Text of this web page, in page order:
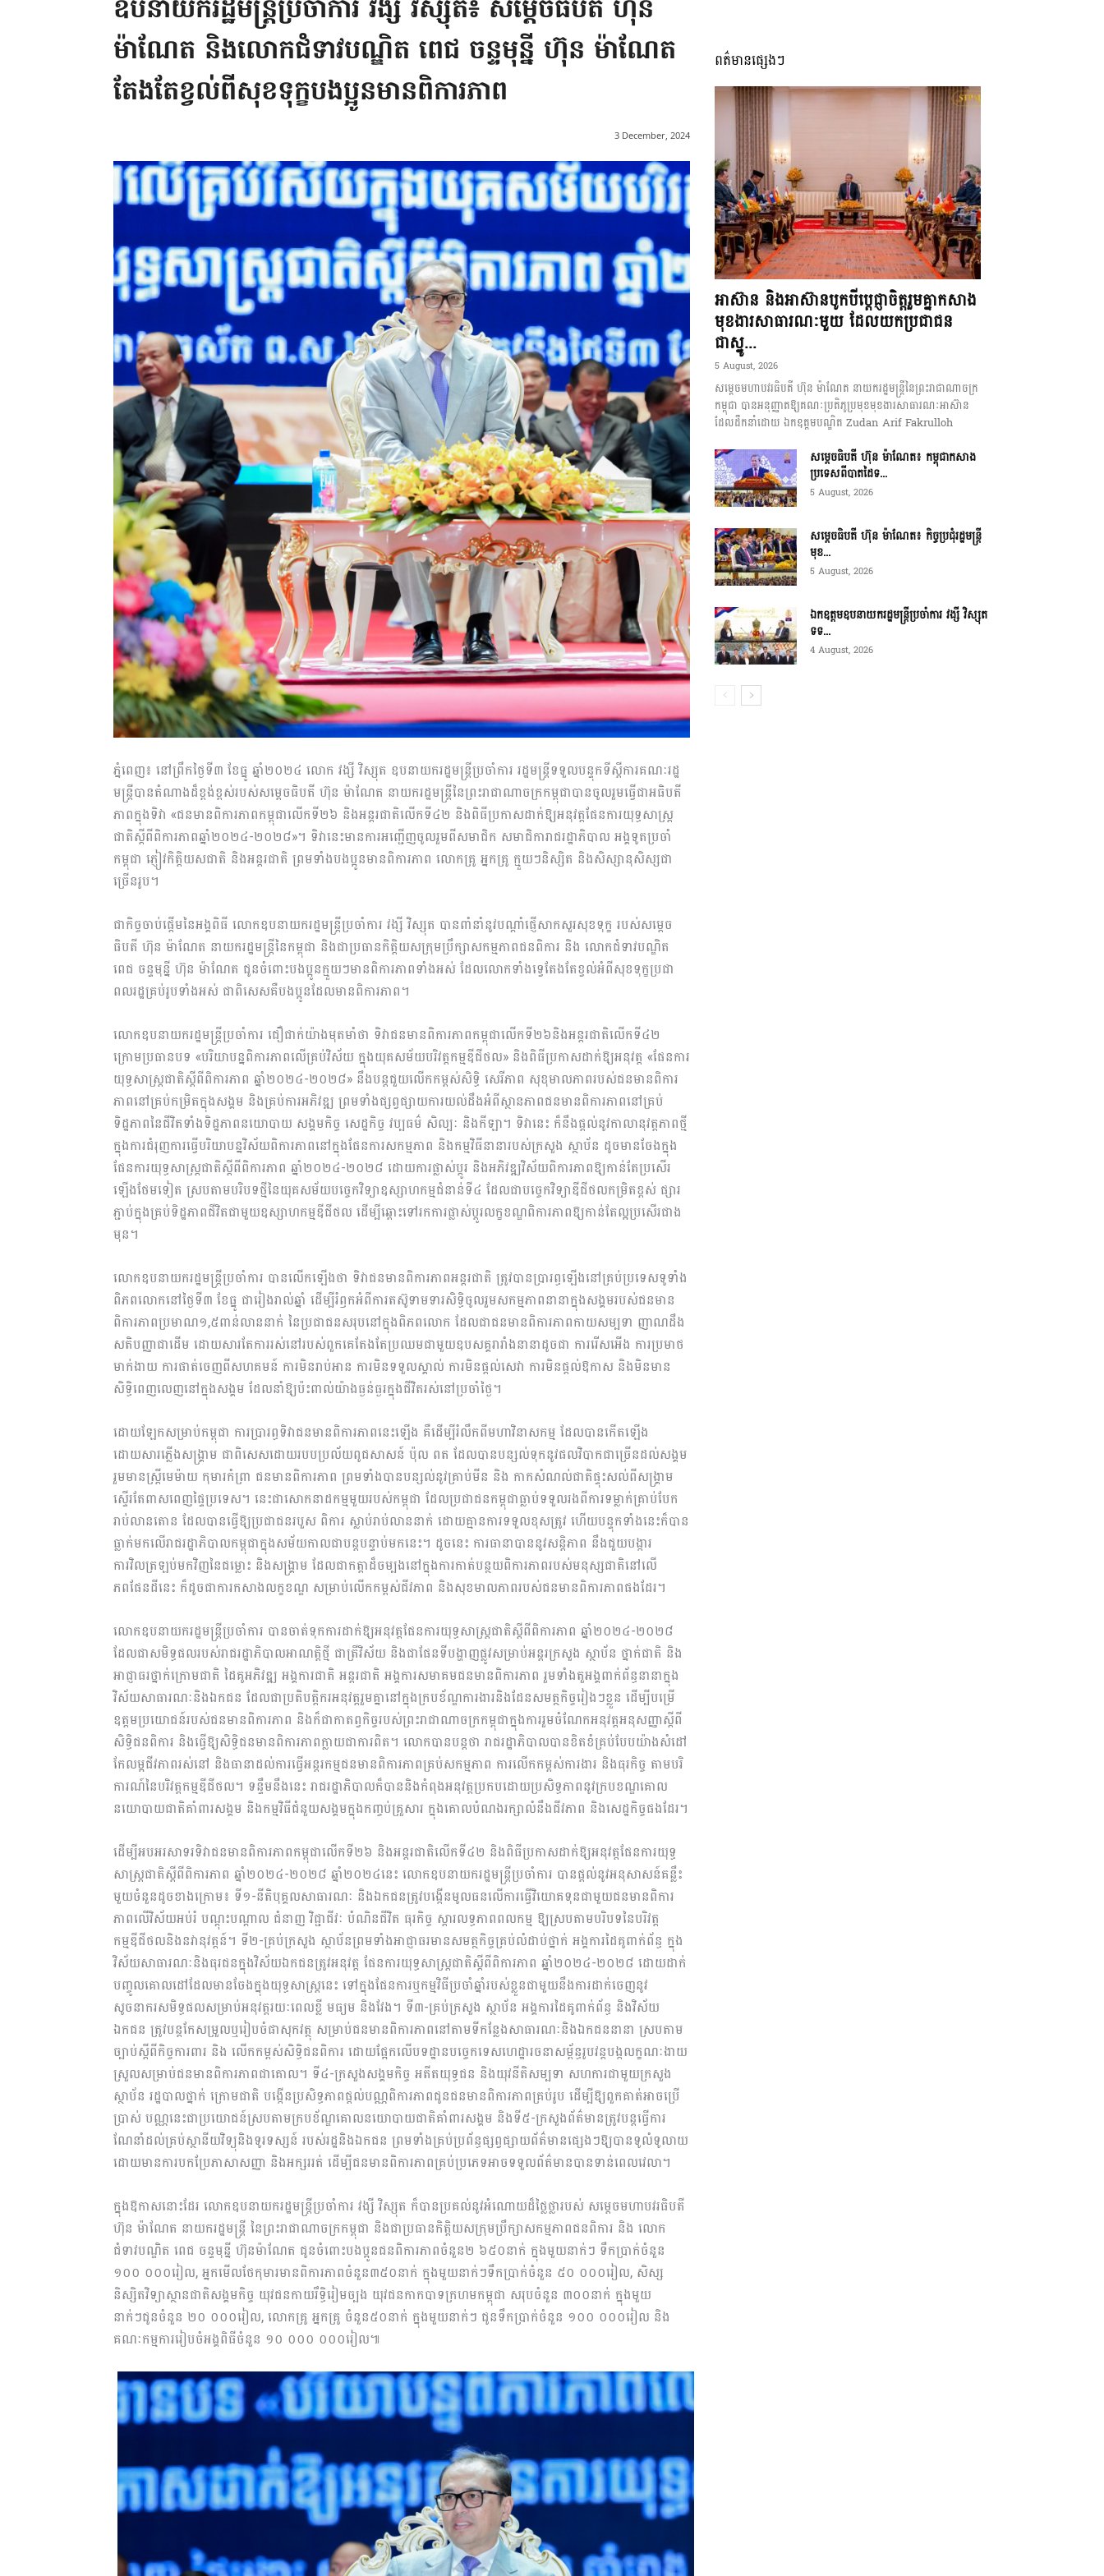
អង្គ
ភាព​
ព័ត៌មាន​
និង
ប្រតិកម្ម
រហ័ស
ឧបនាយករដ្ឋមន្ត្រីប្រចាំការ វង្សី វិស្សុត៖ សម្តេចធិបតី ហ៊ុន
ម៉ាណែត និងលោកជំទាវបណ្ឌិត ពេជ ចន្ទមុន្នី ហ៊ុន ម៉ាណែត
តែងតែខ្វល់ពីសុខទុក្ខបងប្អូនមានពិការភាព
3 December, 2024
ភ្នំពេញ៖ នៅព្រឹកថ្ងៃទី៣ ខែធ្នូ ឆ្នាំ២០២៤ លោក វង្សី វិស្សុត ឧបនាយករដ្ឋមន្ត្រីប្រចាំការ រដ្ឋមន្ត្រីទទួលបន្ទុកទីស្តីការគណៈរដ្ឋ
មន្ត្រីបានតំណាងដ៏ខ្ពង់ខ្ពស់របស់សម្តេចធិបតី ហ៊ុន ម៉ាណែត នាយករដ្ឋមន្ត្រីនៃព្រះរាជាណាចក្រកម្ពុជាបានចូលរួមធ្វើជាអធិបតី
ភាពក្នុងទិវា «ជនមានពិការភាពកម្ពុជាលើកទី២៦ និងអន្តរជាតិលើកទី៤២ និងពិធីប្រកាសដាក់ឱ្យអនុវត្តផែនការយុទ្ធសាស្ត្រ
ជាតិស្តីពីពិការភាពឆ្នាំ២០២៤-២០២៨»។ ទិវានេះមានការអញ្ជើញចូលរួមពីសមាជិក សមាជិការាជរដ្ឋាភិបាល អង្គទូតប្រចាំ
កម្ពុជា ភ្ញៀវកិត្តិយសជាតិ និងអន្តរជាតិ ព្រមទាំងបងប្អូនមានពិការភាព លោកគ្រូ អ្នកគ្រូ ក្មួយៗនិស្សិត និងសិស្សានុសិស្សជា
ច្រើនរូប។
ជាកិច្ចចាប់ផ្តើមនៃអង្គពិធី លោកឧបនាយករដ្ឋមន្ត្រីប្រចាំការ វង្សី វិស្សុត បានពាំនាំនូវបណ្តាំផ្ញើសាកសួរសុខទុក្ខ របស់សម្តេច
ធិបតី ហ៊ុន ម៉ាណែត នាយករដ្ឋមន្ត្រីនៃកម្ពុជា និងជាប្រធានកិត្តិយសក្រុមប្រឹក្សាសកម្មភាពជនពិការ និង លោកជំទាវបណ្ឌិត
ពេជ​ ចន្ទមុន្នី ហ៊ុន ម៉ាណែត ជូនចំពោះបងប្អូនក្មួយៗមានពិការភាពទាំងអស់ ដែលលោកទាំងទ្វេតែងតែខ្វល់អំពីសុខទុក្ខប្រជា
ពលរដ្ឋគ្រប់រូបទាំងអស់ ជាពិសេសគឺបងប្អូនដែលមានពិការភាព។
លោកឧបនាយករដ្ឋមន្ត្រីប្រចាំការ ជឿជាក់យ៉ាងមុតមាំថា ទិវាជនមានពិការភាពកម្ពុជាលើកទី២៦និងអន្តរជាតិលើកទី៤២
ក្រោមប្រធានបទ «បរិយាបន្នពិការភាពលើគ្រប់វិស័យ ក្នុងយុគសម័យបរិវត្តកម្មឌីជីថល» និងពិធីប្រកាសដាក់ឱ្យអនុវត្ត «ផែនការ
យុទ្ធសាស្ត្រជាតិស្តីពីពិការភាព ឆ្នាំ២០២៤-២០២៨» នឹងបន្តជួយលើកកម្ពស់សិទ្ធិ សេរីភាព សុខុមាលភាពរបស់ជនមានពិការ
ភាពនៅគ្រប់កម្រិតក្នុងសង្គម និងគ្រប់ការអភិវឌ្ឍ ព្រមទាំងផ្សព្វផ្សាយការយល់ដឹងអំពីស្ថានភាពជនមានពិការភាពនៅគ្រប់
ទិដ្ឋភាពនៃជីវិតទាំងទិដ្ឋភាពនយោបាយ សង្គមកិច្ច សេដ្ឋកិច្ច វប្បធម៌ សិល្បៈ និងកីឡា។ ទិវានេះ ក៏នឹងផ្តល់នូវកាលានុវត្តភាពថ្មី
ក្នុងការជំរុញការធ្វើបរិយាបន្នវិស័យពិការភាពនៅក្នុងផែនការសកម្មភាព និងកម្មវិធីនានារបស់ក្រសួង ស្ថាប័ន ដូចមានចែងក្នុង
ផែនការយុទ្ធសាស្ត្រជាតិស្តីពីពិការភាព ឆ្នាំ២០២៤-២០២៨ ដោយការផ្លាស់ប្តូរ និងអភិវឌ្ឍវិស័យពិការភាពឱ្យកាន់តែប្រសើរ
ឡើងថែមទៀត ស្របតាមបរិបទថ្មីនៃយុគសម័យបច្ចេកវិទ្យាឧស្សាហកម្មជំនាន់ទី៤ ដែលជាបច្ចេកវិទ្យាឌីជីថលកម្រិតខ្ពស់ ផ្សារ
ភ្ជាប់ក្នុងគ្រប់ទិដ្ឋភាពជីវិតជាមួយឧស្សាហកម្មឌីជីថល ដើម្បីឆ្ពោះទៅរកការផ្លាស់ប្តូរលក្ខខណ្ឌពិការភាពឱ្យកាន់តែល្អប្រសើរជាង
មុន។
លោកឧបនាយករដ្ឋមន្ត្រីប្រចាំការ បានលើកឡើងថា ទិវាជនមានពិការភាពអន្តរជាតិ ត្រូវបានប្រារព្ធឡើងនៅគ្រប់ប្រទេសទូទាំង
ពិភពលោកនៅថ្ងៃទី៣ ខែធ្នូ ជារៀងរាល់ឆ្នាំ ដើម្បីរំឭកអំពីការតស៊ូទាមទារសិទ្ធិចូលរួមសកម្មភាពនានាក្នុងសង្គមរបស់ជនមាន
ពិការភាពប្រមាណ១,៥ពាន់លាននាក់ នៃប្រជាជនសរុបនៅក្នុងពិភពលោក ដែលជាជនមានពិការភាពកាយសម្បទា ញាណដឹង
សតិបញ្ញាជាដើម ដោយសារតែការរស់នៅរបស់ពួកគេតែងតែប្រឈមជាមួយឧបសគ្គរារាំងនានាដូចជា ការរើសអើង ការប្រមាថ
មាក់ងាយ ការផាត់ចេញពីសហគមន៍ ការមិនរាប់អាន ការមិនទទួលស្គាល់ ការមិនផ្តល់សេវា ការមិនផ្តល់ឱកាស និងមិនមាន
សិទ្ធិពេញលេញនៅក្នុងសង្គម ដែលនាំឱ្យប៉ះពាល់យ៉ាងធ្ងន់ធ្ងរក្នុងជីវិតរស់នៅប្រចាំថ្ងៃ។
ដោយឡែកសម្រាប់កម្ពុជា ការប្រារព្ធទិវាជនមានពិការភាពនេះឡើង គឺដើម្បីរំលឹកពីមហាវិនាសកម្ម ដែលបានកើតឡើង
ដោយសារភ្លើងសង្គ្រាម ជាពិសេសដោយរបបប្រល័យពូជសាសន៍ ប៉ុល ពត ដែលបានបន្សល់ទុកនូវផលវិបាកជាច្រើនដល់សង្គម
រួមមានស្រ្តីមេម៉ាយ កុមារកំព្រា ជនមានពិការភាព ព្រមទាំងបានបន្សល់នូវគ្រាប់មីន និង កាកសំណល់ជាតិផ្ទុះសល់ពីសង្គ្រាម
ស្ទើរតែពាសពេញផ្ទៃប្រទេស។ នេះជាសោកនាដកម្មមួយរបស់កម្ពុជា ដែលប្រជាជនកម្ពុជាធ្លាប់ទទួលរងពីការទម្លាក់គ្រាប់បែក
រាប់លានតោន ដែលបានធ្វើឱ្យប្រជាជនរបួស ពិការ ស្លាប់រាប់លាននាក់ ដោយគ្មានការទទួលខុសត្រូវ ហើយបន្ទុកទាំងនេះក៏បាន
ធ្លាក់មកលើរាជរដ្ឋាភិបាលកម្ពុជាក្នុងសម័យកាលជាបន្តបន្ទាប់មកនេះ។ ដូចនេះ ការធានាបាននូវសន្តិភាព នឹងជួយបង្ការ
ការវិលត្រឡប់មកវិញនៃជម្លោះ និងសង្គ្រាម ដែលជាកត្តាដ៏ចម្បងនៅក្នុងការកាត់បន្ថយពិការភាពរបស់មនុស្សជាតិនៅលើ
ភពផែនដីនេះ ក៏ដូចជាការកសាងលក្ខខណ្ឌ សម្រាប់លើកកម្ពស់ជីវភាព និងសុខមាលភាពរបស់ជនមានពិការភាពផងដែរ។
លោកឧបនាយករដ្ឋមន្ត្រីប្រចាំការ បានចាត់ទុកការដាក់ឱ្យអនុវត្តផែនការយុទ្ធសាស្ត្រជាតិស្តីពីពិការភាព ឆ្នាំ២០២៤-២០២៨
ដែលជាសមិទ្ធផលរបស់រាជរដ្ឋាភិបាលអាណត្តិថ្មី ជាត្រីវិស័យ និងជាផែនទីបង្ហាញផ្លូវសម្រាប់អន្តរក្រសួង ស្ថាប័ន ថ្នាក់ជាតិ និង
អាជ្ញាធរថ្នាក់ក្រោមជាតិ ដៃគូអភិវឌ្ឍ អង្គការជាតិ អន្តរជាតិ អង្គការសមាគមជនមានពិការភាព រួមទាំងតួអង្គពាក់ព័ន្ធនានាក្នុង
វិស័យសាធារណៈនិងឯកជន ដែលជាប្រតិបត្តិករអនុវត្តរួមគ្នានៅក្នុងក្របខ័ណ្ឌការងារនិងដែនសមត្ថកិច្ចរៀងៗខ្លួន ដើម្បីបម្រើ
ឧត្តមប្រយោជន៍របស់ជនមានពិការភាព និងក៏ជាកាតព្វកិច្ចរបស់ព្រះរាជាណាចក្រកម្ពុជាក្នុងការរួមចំណែកអនុវត្តអនុសញ្ញាស្តីពី
សិទ្ធិជនពិការ និងធ្វើឱ្យសិទ្ធិជនមានពិការភាពក្លាយជាការពិត។ លោកបានបន្តថា រាជរដ្ឋាភិបាលបានខិតខំគ្រប់បែបយ៉ាងសំដៅ
កែលម្អជីវភាពរស់នៅ និងធានាដល់ការធ្វើអន្តរកម្មជនមានពិការភាពគ្រប់សកម្មភាព ការលើកកម្ពស់ការងារ និងធុរកិច្ច តាមបរិ
ការណ៍នៃបរិវត្តកម្មឌីជីថល។ ទន្ទឹមនឹងនេះ រាជរដ្ឋាភិបាលក៏បាននិងកំពុងអនុវត្តប្រកបដោយប្រសិទ្ធភាពនូវក្របខណ្ឌគោល
នយោបាយជាតិគាំពារសង្គម និងកម្មវិធីជំនួយសង្គមក្នុងកញ្ចប់គ្រួសារ ក្នុងគោលបំណងរក្សាលំនឹងជីវភាព និងសេដ្ឋកិច្ចផងដែរ។
ដើម្បីអបអរសាទរទិវាជនមានពិការភាពកម្ពុជាលើកទី២៦ និងអន្តរជាតិលើកទី៤២ និងពិធីប្រកាសដាក់ឱ្យអនុវត្តផែនការយុទ្ធ
សាស្ត្រជាតិស្តីពីពិការភាព ឆ្នាំ២០២៤-២០២៨ ឆ្នាំ២០២៤នេះ លោកឧបនាយករដ្ឋមន្ត្រីប្រចាំការ បានផ្តល់នូវអនុសាសន៍គន្លឹះ
មួយចំនួនដូចខាងក្រោម៖ ទី១-នីតិបុគ្គលសាធារណៈ និងឯកជនត្រូវបង្កើនមូលធនលើការធ្វើវិយោគទុនជាមួយជនមានពិការ
ភាពលើវិស័យអប់រំ បណ្តុះបណ្តាល ជំនាញ វិជ្ជាជីវៈ បំណិនជីវិត ធុរកិច្ច ស្តារលទ្ធភាពពលកម្ម ឱ្យស្របតាមបរិបទនៃបរិវត្ត
កម្មឌីជីថលនិងនវានុវត្តន៍។ ទី២-គ្រប់ក្រសួង ស្ថាប័នព្រមទាំងអាជ្ញាធរមានសមត្ថកិច្ចគ្រប់លំដាប់ថ្នាក់ អង្គការដៃគូពាក់ព័ន្ធ ក្នុង
វិស័យសាធារណៈនិងធុរជនក្នុងវិស័យឯកជនត្រូវអនុវត្ត ផែនការយុទ្ធសាស្ត្រជាតិស្តីពីពិការភាព ឆ្នាំ២០២៤-២០២៨ ដោយដាក់
បញ្ចូលគោលដៅដែលមានចែងក្នុងយុទ្ធសាស្ត្រនេះ ទៅក្នុងផែនការឬកម្មវិធីប្រចាំឆ្នាំរបស់ខ្លួនជាមួយនឹងការដាក់ចេញនូវ
សូចនាករសមិទ្ធផលសម្រាប់អនុវត្តរយៈពេលខ្លី មធ្យម និងវែង។ ទី៣-គ្រប់ក្រសួង ស្ថាប័ន អង្គការដៃគូពាក់ព័ន្ធ និងវិស័យ
ឯកជន ត្រូវបន្តកែសម្រួលឬរៀបចំផាសុកវត្ថុ សម្រាប់ជនមានពិការភាពនៅតាមទីកន្លែងសាធារណៈនិងឯកជននានា ស្របតាម
ច្បាប់ស្តីពីកិច្ចការពារ និង លើកកម្ពស់សិទ្ធិជនពិការ ដោយផ្អែកលើបទដ្ឋានបច្ចេកទេសហេដ្ឋារចនាសម្ព័ន្ធរូបវន្តបង្កលក្ខណៈងាយ
ស្រួលសម្រាប់ជនមានពិការភាពជាគោល។ ទី៤-ក្រសួងសង្គមកិច្ច អតីតយុទ្ធជន និងយុវនីតិសម្បទា សហការជាមួយក្រសួង
ស្ថាប័ន រដ្ឋបាលថ្នាក់ ក្រោមជាតិ បង្កើនប្រសិទ្ធភាពផ្តល់បណ្ណពិការភាពជូនជនមានពិការភាពគ្រប់រូប ដើម្បីឱ្យពួកគាត់អាចប្រើ
ប្រាស់ បណ្ណនេះជាប្រយោជន៍ស្របតាមក្របខ័ណ្ឌគោលនយោបាយជាតិគាំពារសង្គម និងទី៥-ក្រសួងព័ត៌មានត្រូវបន្តធ្វើការ
ណែនាំដល់គ្រប់ស្ថានីយវិទ្យុនិងទូរទស្សន៍ របស់រដ្ឋនិងឯកជន ព្រមទាំងគ្រប់ប្រព័ន្ធផ្សព្វផ្សាយព័ត៌មានផ្សេងៗឱ្យបានទូលំទូលាយ
ដោយមានការបកប្រែភាសាសញ្ញា និងអក្សររត់ ដើម្បីជនមានពិការភាពគ្រប់ប្រភេទអាចទទួលព័ត៌មានបានទាន់ពេលវេលា។
ក្នុងឱកាសនោះដែរ លោកឧបនាយករដ្ឋមន្ត្រីប្រចាំការ វង្សី វិស្សុត ក៏បានប្រគល់នូវអំណោយដ៏ថ្លៃថ្លារបស់ សម្តេចមហាបវរធិបតី
ហ៊ុន ម៉ាណែត នាយករដ្ឋមន្ត្រី នៃព្រះរាជាណាចក្រកម្ពុជា និងជាប្រធានកិត្តិយសក្រុមប្រឹក្សាសកម្មភាពជនពិការ និង លោក
ជំទាវបណ្ឌិត ពេជ ចន្ទមុន្នី ហ៊ុនម៉ាណែត ជូនចំពោះបងប្អូនជនពិការភាពចំនួន២ ៦៥០នាក់ ក្នុងមួយនាក់ៗ ទឹកប្រាក់ចំនួន
១០០ ០០០រៀល, អ្នកមើលថែកុមារមានពិការភាពចំនួន៣៥០នាក់ ក្នុងមួយនាក់ៗទឹកប្រាក់ចំនួន ៥០ ០០០រៀល, សិស្ស
និស្សិតវិទ្យាស្ថានជាតិសង្គមកិច្ច យុវជនកាយរឹទ្ធិរៀមច្បង យុវជនកាកបាទក្រហមកម្ពុជា សរុបចំនួន ៣០០នាក់ ក្នុងមួយ
នាក់ៗជូនចំនួន ២០ ០០០រៀល, លោកគ្រូ អ្នកគ្រូ ចំនួន៥០នាក់ ក្នុងមួយនាក់ៗ ជូនទឹកប្រាក់ចំនួន ១០០ ០០០រៀល និង
គណៈកម្មការរៀបចំអង្គពិធីចំនួន ១០ ០០០ ០០០រៀល៕
ពត៌មានផ្សេងៗ
អាស៊ាន និងអាស៊ានបូកបីប្តេជ្ញាចិត្តរួមគ្នាកសាង
មុខងារសាធារណៈមួយ ដែលយកប្រជាជន
ជាស្នូ...
5 August, 2026
សម្តេចមហាបវរធិបតី ហ៊ុន ម៉ាណែត នាយករដ្ឋមន្ត្រីនៃព្រះរាជាណាចក្រ
កម្ពុជា បានអនុញ្ញាតឱ្យគណៈប្រតិភូប្រមុខមុខងារសាធារណៈអាស៊ាន
ដែលដឹកនាំដោយ ឯកឧត្តមបណ្ឌិត Zudan Arif Fakrulloh
សម្ដេចធិបតី ហ៊ុន ម៉ាណែត៖ កម្ពុជាកសាង
ប្រទេសពីបាតដៃទ...
5 August, 2026
សម្ដេចធិបតី ហ៊ុន ម៉ាណែត៖ កិច្ចប្រជុំរដ្ឋមន្ត្រី
មុខ...
5 August, 2026
ឯកឧត្តមឧបនាយករដ្ឋមន្ត្រីប្រចាំការ វង្សី វិស្សុត
ទទ...
4 August, 2026